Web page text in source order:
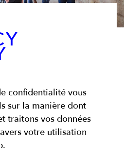
confidentialité vous
sur la manière dont
traitons vos données
votre utilisation